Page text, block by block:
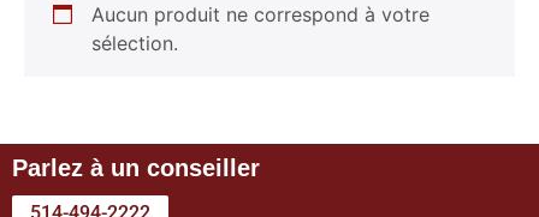
Aucun produit ne correspond à votre
sélection.
Parlez à un conseiller
514-494-2222